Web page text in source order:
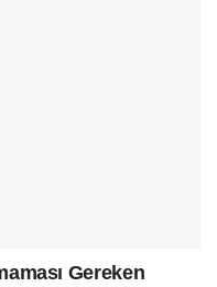
Gereken